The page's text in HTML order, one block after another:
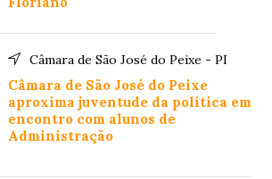
Câmara de São José do Peixe - PI
Câmara de São José do Peixe
aproxima juventude da política em
encontro com alunos de
Administração